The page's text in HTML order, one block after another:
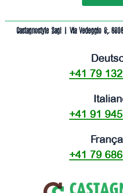
Castagnostyle Sagl | Via Vedeggio 8,
+41 79
+41 91
+41 79